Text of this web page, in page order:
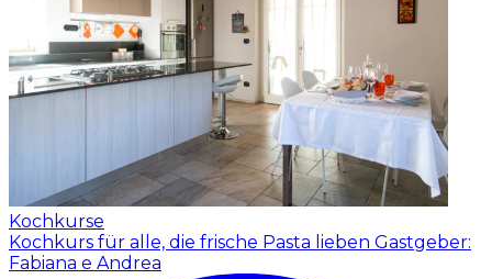
Kochkurse
Kochkurs für alle, die frische Pasta lieben Gastgeber:
Fabiana e Andrea